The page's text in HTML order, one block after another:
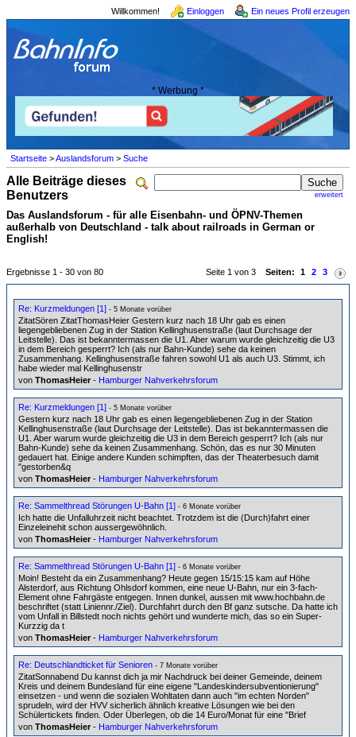
Willkommen! Einloggen Ein neues Profil erzeugen
* Werbung *
Startseite >Auslandsforum > Suche
erweitert
Alle Beiträge dieses
Benutzers
Das Auslandsforum - für alle Eisenbahn- und ÖPNV-Themen
außerhalb von Deutschland - talk about railroads in German or
English!
Seite 1 von 3 Seiten: 1 2 3
Ergebnisse 1 - 30 von 80
Re: Kurzmeldungen [1] - 5 Monate vorüber
ZitatSören ZitatThomasHeier Gestern kurz nach 18 Uhr gab es einen
liegengebliebenen Zug in der Station Kellinghusenstraße (laut Durchsage der
Leitstelle). Das ist bekanntermassen die U1. Aber warum wurde gleichzeitig die U3
in dem Bereich gesperrt? Ich (als nur Bahn-Kunde) sehe da keinen
Zusammenhang. Kellinghusenstraße fahren sowohl U1 als auch U3. Stimmt, ich
habe wieder mal Kellinghusenstr
von ThomasHeier - Hamburger Nahverkehrsforum
Re: Kurzmeldungen [1] - 5 Monate vorüber
Gestern kurz nach 18 Uhr gab es einen liegengebliebenen Zug in der Station
Kellinghusenstraße (laut Durchsage der Leitstelle). Das ist bekanntermassen die
U1. Aber warum wurde gleichzeitig die U3 in dem Bereich gesperrt? Ich (als nur
Bahn-Kunde) sehe da keinen Zusammenhang. Schön, das es nur 30 Minuten
gedauert hat. Einige andere Kunden schimpften, das der Theaterbesuch damit
"gestorben&q
von ThomasHeier - Hamburger Nahverkehrsforum
Re: Sammelthread Störungen U-Bahn [1] - 6 Monate vorüber
Ich hatte die Unfalluhrzeit nicht beachtet. Trotzdem ist die (Durch)fahrt einer
Einzeleinehit schon aussergewöhnlich.
von ThomasHeier - Hamburger Nahverkehrsforum
Re: Sammelthread Störungen U-Bahn [1] - 6 Monate vorüber
Moin! Besteht da ein Zusammenhang? Heute gegen 15/15:15 kam auf Höhe
Alsterdorf, aus Richtung Ohlsdorf kommen, eine neue U-Bahn, nur ein 3-fach-
Element ohne Fahrgäste entgegen. Innen dunkel, aussen mit www.hochbahn.de
beschriftet (statt Liniennr./Ziel). Durchfahrt durch den Bf ganz sutsche. Da hatte ich
vom Unfall in Billstedt noch nichts gehört und wunderte mich, das so ein Super-
Kurzzig da t
von ThomasHeier - Hamburger Nahverkehrsforum
Re: Deutschlandticket für Senioren - 7 Monate vorüber
ZitatSonnabend Du kannst dich ja mir Nachdruck bei deiner Gemeinde, deinem
Kreis und deinem Bundesland für eine eigene "Landeskindersubventionierung"
einsetzen - und wenn die sozialen Wohltaten dann auch "im echten Norden"
sprudeln, wird der HVV sicherlich ähnlich kreative Lösungen wie bei den
Schülertickets finden. Oder Überlegen, ob die 14 Euro/Monat für eine "Brief
von ThomasHeier - Hamburger Nahverkehrsforum